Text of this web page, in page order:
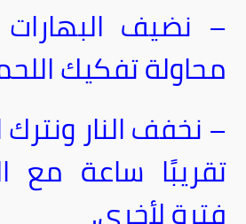
– نضيف
محاولة تفكيك
– نخفف النار
تقريبًا ساعة مع